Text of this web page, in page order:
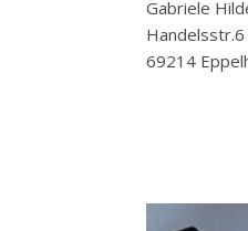
Gabriele
Handelsstr.6
69214